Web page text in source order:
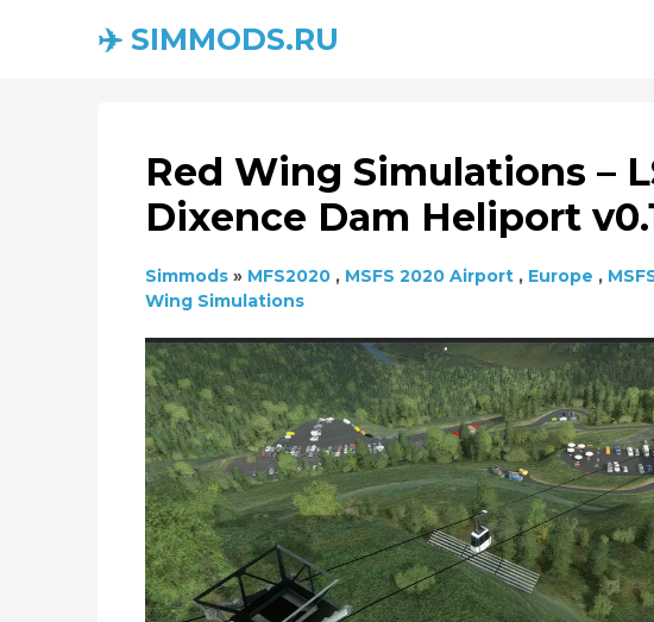
✈️ SIMMODS.RU
Red Wing Simulations –
Dixence Dam Heliport
Simmods » MFS2020 , MSFS 2020 Airport , Europe ,
Wing Simulations